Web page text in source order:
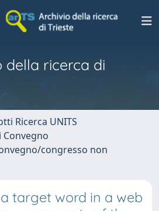
della ricerca di
Ricerca UNITS
congresso non
target word in a web